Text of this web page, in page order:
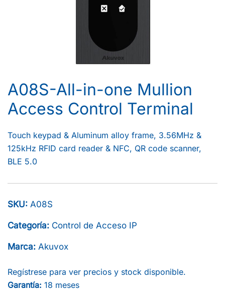
A08S-All-in-one Mullion
Access Control Terminal
Touch keypad & Aluminum alloy frame, 3.56MHz &
125kHz RFID card reader & NFC, QR code scanner,
BLE 5.0
SKU: A08S
Categoría: Control de Acceso IP
Marca: Akuvox
Regístrese para ver precios y stock disponible.
Garantía: 18 meses